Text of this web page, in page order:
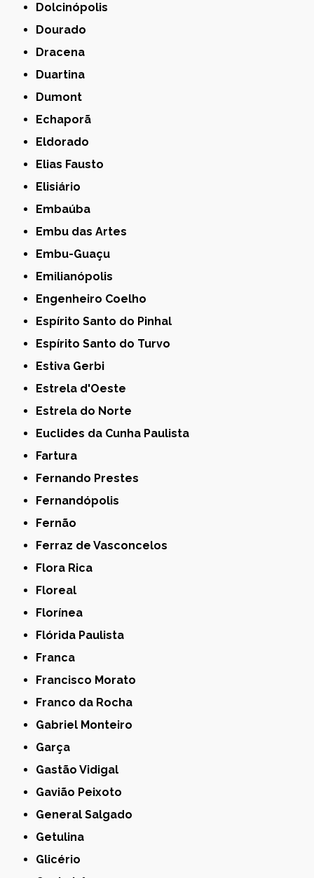
Dolcinópolis
Dourado
Dracena
Duartina
Dumont
Echaporã
Eldorado
Elias Fausto
Elisiário
Embaúba
Embu das Artes
Embu-Guaçu
Emilianópolis
Engenheiro Coelho
Espírito Santo do Pinhal
Espírito Santo do Turvo
Estiva Gerbi
Estrela d'Oeste
Estrela do Norte
Euclides da Cunha Paulista
Fartura
Fernando Prestes
Fernandópolis
Fernão
Ferraz de Vasconcelos
Flora Rica
Floreal
Florínea
Flórida Paulista
Franca
Francisco Morato
Franco da Rocha
Gabriel Monteiro
Garça
Gastão Vidigal
Gavião Peixoto
General Salgado
Getulina
Glicério